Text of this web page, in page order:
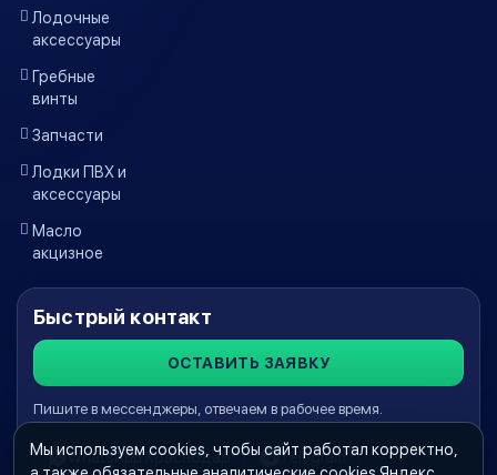
Лодочные
аксессуары
Гребные
винты
Запчасти
Лодки ПВХ и
аксессуары
Масло
акцизное
Быстрый контакт
ОСТАВИТЬ ЗАЯВКУ
Пишите в мессенджеры, отвечаем в рабочее время.
WhatsApp Краснодар Telegram
Мы используем cookies, чтобы сайт работал корректно,